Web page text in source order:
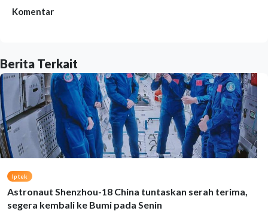
Komentar
Berita Terkait
Iptek
Astronaut Shenzhou-18 China tuntaskan serah terima,
segera kembali ke Bumi pada Senin